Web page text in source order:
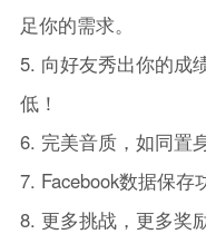
足你的需求。
5. 向好友秀出你的成
低！
6. 完美音质，如同置
7. Facebook数据保存
8. 更多挑战，更多奖